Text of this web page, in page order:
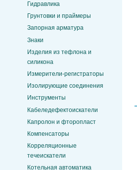
Гидравлика
Грунтовки и праймеры
Запорная арматура
Знаки
Изделия из тефлона и
силикона
Измерители-регистраторы
Изолирующие соединения
Инструменты
Кабеледефектоискатели
Капролон и фторопласт
Компенсаторы
Корреляционные
течеискатели
Котельная автоматика